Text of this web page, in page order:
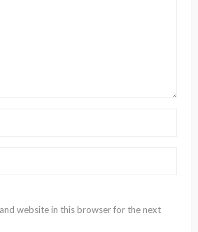
website in this browser for the next